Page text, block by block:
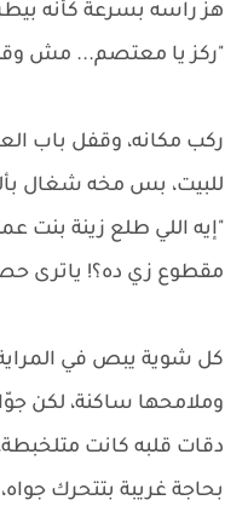
هز راسه بسرعة كأنه
"ركز يا معتصم... مش
ركب مكانه، وقفل باب
للبيت، بس مخه شغال
"إيه اللي طلع زينة بنت
مقطوع زي ده؟! ياترى
كل شوية يبص في
وملامحها ساكنة، لكن
دقات قلبه كانت
بحاجة غريبة بتتحرك